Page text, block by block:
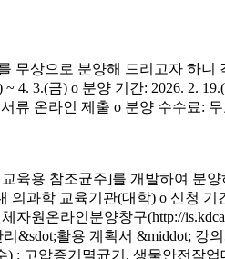
무상으로 분양해 드리고자 하니
3.(금) o 분양 기간: 2026. 2.
류 온라인 제출 o 분양 수수료:
육용 참조균주]를 개발하여 분
과학 교육기관(대학) o 신청 기
자원온라인분양창구(http://
&sdot;활용 계획서 &middot; 강
: 고압증기멸균기, 생물안전작